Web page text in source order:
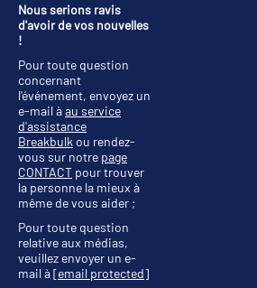
Nous serions ravis
d'avoir de vos nouvelles
!
Pour toute question
concernant
l'événement, envoyez un
e-mail àau service
d'assistance
Breakbulk ou rendez-
vous sur notre page
CONTACT pour trouver
la personne la mieux à
même de vous aider ;
Pour toute question
relative aux médias,
veuillez envoyer un e-
mail à[email protected]